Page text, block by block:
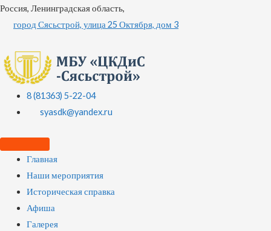
Россия, Ленинградская область,
город Сясьстрой, улица 25 Октября, дом 3
8 (81363) 5-22-04
syasdk@yandex.ru
Главная
Наши мероприятия
Историческая справка
Афиша
Галерея